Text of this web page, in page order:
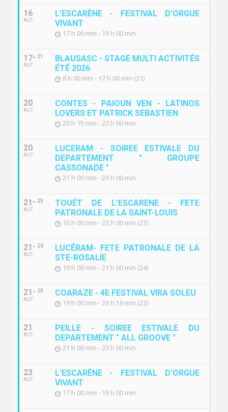
16
AUT
L'ESCARÈNE - FESTIVAL D'ORGUE
VIVANT
17 h 00 min - 19 h 00 min
17
AUT
21
BLAUSASC - STAGE MULTI ACTIVITÉS
ÉTÉ 2026
8 h 00 min - 17 h 00 min (21)
20
AUT
CONTES - PAIOUN VEN - LATINOS
LOVERS ET PATRICK SEBASTIEN
20 h 15 min - 23 h 00 min
20
AUT
LUCERAM - SOIREE ESTIVALE DU
DEPARTEMENT " GROUPE
CASSONADE "
21 h 00 min - 23 h 00 min
21
AUT
23
TOUËT DE L'ESCARENE - FETE
PATRONALE DE LA SAINT-LOUIS
10 h 00 min - 23 h 00 min (23)
21
AUT
24
LUCÉRAM- FETE PATRONALE DE LA
STE-ROSALIE
19 h 00 min - 21 h 00 min (24)
21
AUT
23 COARAZE - 4E FESTIVAL VIRA SOLEU
19 h 00 min - 23 h 59 min (23)
21
AUT
PEILLE - SOIREE ESTIVALE DU
DEPARTEMENT " ALL GROOVE "
21 h 00 min - 23 h 00 min
23
AUT
L'ESCARÈNE - FESTIVAL D'ORGUE
VIVANT
17 h 00 min - 19 h 00 min